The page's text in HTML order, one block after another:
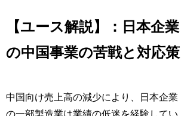
【ユース解説】：日本企業
の中国事業の苦戦と対応策
中国向け売上高の減少により、日本企業
の一部製造業は業績の低迷を経験してい